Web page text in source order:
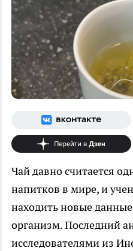
Чай давно считается
напитков в мире, и
находить новые
организм. Последний
исследователями из